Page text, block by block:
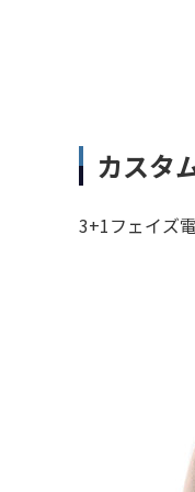
カスタ
3+1フェイズ